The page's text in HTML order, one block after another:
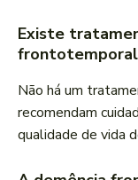
Existe
Não há um
recomendam
qualidade de vida